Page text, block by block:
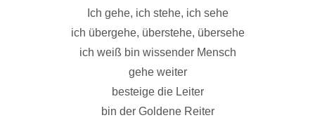
Ich gehe, ich stehe, ich sehe
ich übergehe, überstehe, übersehe
ich weiß bin wissender Mensch
gehe weiter
besteige die Leiter
bin der Goldene Reiter